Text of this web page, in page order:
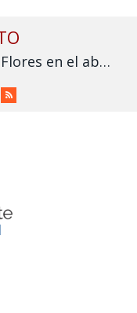
Obra pública en avenida Las Flores en el abandono
RSS